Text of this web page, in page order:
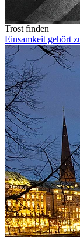
Trost finden
Einsamkeit gehört